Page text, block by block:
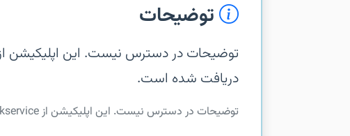
توضیحات
دریافت شده است.
توضیحات در دسترس نیست. این اپلیکیشن از com.google.android.gsf.gtalkservice دریافت شده است.